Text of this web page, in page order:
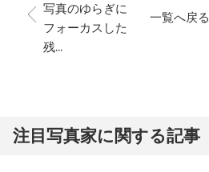
写真のゆらぎに
フォーカスした
残...
一覧へ戻る
注⽬写真家に関する記事